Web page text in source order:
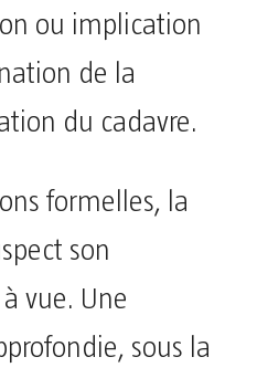
ou implication
de la
du cadavre.
formelles, la
son
vue. Une
sous la